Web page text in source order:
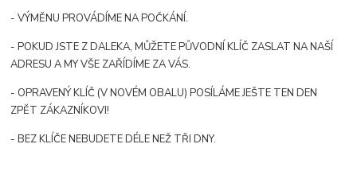
- VÝMĚNU PROVÁDÍME NA POČKÁNÍ.
- POKUD JSTE Z DALEKA, MŮŽETE PŮVODNÍ KLÍČ ZASLAT NA NAŠÍ
ADRESU A MY VŠE ZAŘÍDÍME ZA VÁS.
- OPRAVENÝ KLÍČ (V NOVÉM OBALU) POSÍLÁME JEŠTE TEN DEN
ZPĚT ZÁKAZNÍKOVI!
- BEZ KLÍČE NEBUDETE DÉLE NEŽ TŘI DNY.